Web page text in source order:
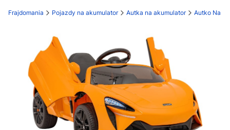
Frajdomania Pojazdy na akumulator Autka na akumulator Autko Na